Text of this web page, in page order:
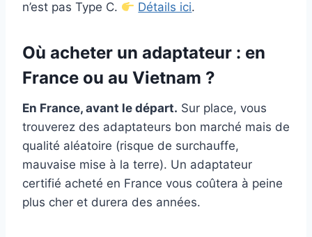
n’est pas Type C.
Détails ici.
Où acheter un adaptateur : en
France ou au Vietnam ?
En France, avant le départ. Sur place, vous
trouverez des adaptateurs bon marché mais de
qualité aléatoire (risque de surchauffe,
mauvaise mise à la terre). Un adaptateur
certifié acheté en France vous coûtera à peine
plus cher et durera des années.